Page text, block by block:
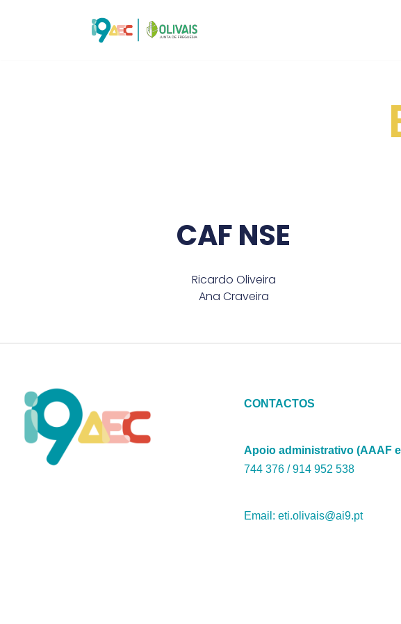
CAF NSE
Ricardo Oliveira
Ana Craveira
CONTACTOS
Apoio administrativo (AAAF
744 376 / ‭914 952 538‬
Email: eti.olivais@ai9.pt